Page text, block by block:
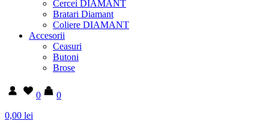
Cercei DIAMANT
Bratari Diamant
Coliere DIAMANT
Accesorii
Ceasuri
Butoni
Brose
0
0
0,00 lei